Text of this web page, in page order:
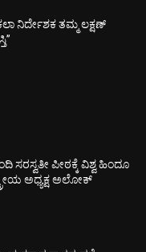
ನಿರ್ದೇಶಕ ತಮ್ಮ ಲಕ್ಷಣ್
ಸರಸ್ವತೀ ಪೀಠಕ್ಕೆ ವಿಶ್ವ ಹಿಂದೂ
ಅಧ್ಯಕ್ಷ ಅಲೋಕ್